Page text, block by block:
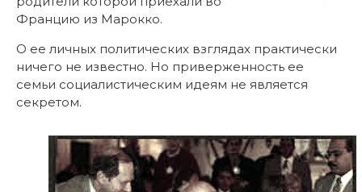
Францию из Марокко.
О ее личных политических взглядах практически
ничего не известно. Но приверженность ее
семьи социалистическим идеям не является
секретом.